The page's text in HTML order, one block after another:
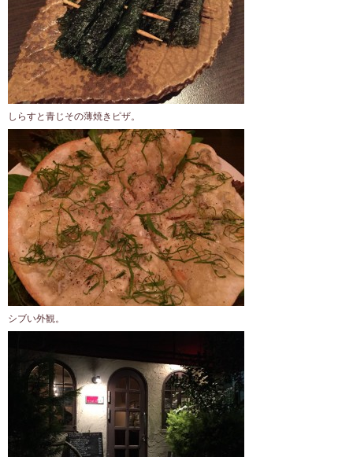
しらすと青じその薄焼きピザ。
シブい外観。